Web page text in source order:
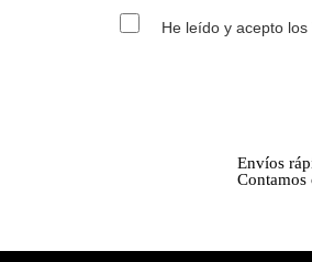
He leído y acepto
Envíos